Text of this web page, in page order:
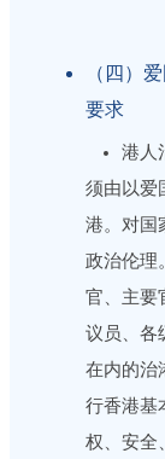
（四）
要求
港人
须由以爱
港。对国
政治伦理
官、主要
议员、各
在内的治
行香港基
权、安